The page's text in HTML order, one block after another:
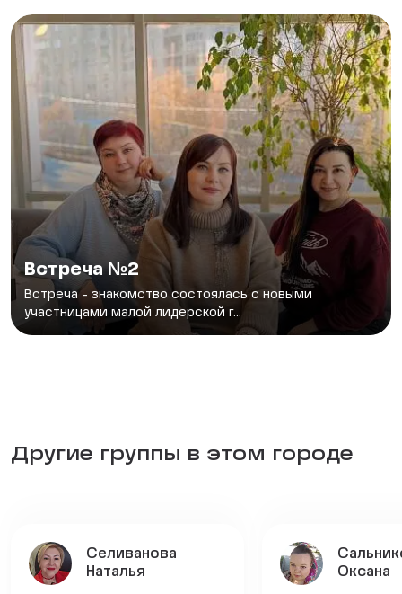
Встреча №2
Встреча - знакомство состоялась с новыми
участницами малой лидерской г...
Другие группы в этом городе
Селиванова
Наталья
Оксана